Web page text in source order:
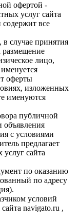
офертой -
услуг сайта
все
случае принятия
лицо,
оферты
изложенных
именуются
публичной
объявления
с условиями
предлагает
услуг сайта
по оказанию
по адресу
условий
navigato.ru ,